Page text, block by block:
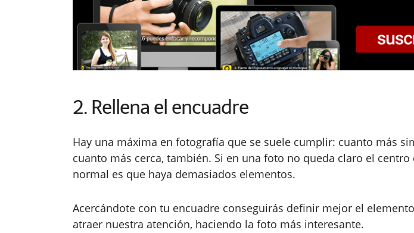
2. Rellena el encuadre
Hay una máxima en fotografía que se suele cumplir: cuanto más
cuanto más cerca, también. Si en una foto no queda claro el centro
normal es que haya demasiados elementos.
Acercándote con tu encuadre conseguirás definir mejor el
atraer nuestra atención, haciendo la foto más interesante.